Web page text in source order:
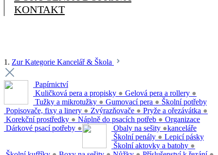
KONTAKT
1. Zur Kategorie Kancelář & Škola
Papírnictví
Kuličková pera a propisky ● Gelová pera a rollery ●
Tužky a mikrotužky ● Gumovací pera ●
Popisovače, fixy a linery ● Zvýrazňovače ● Pryže a ořezávátka ●
Korekční prostředky ● Náplně do psacích potřeb ●
Dárkové psací potřeby ●
Školní potřeby
Obaly na sešity ●
Školní penály ●
Školní aktovky a batohy ●
Organizace
kanceláře
Lepicí pásky